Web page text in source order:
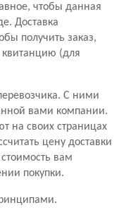
чтобы данная
Доставка
получить заказ,
(для
С ними
вами компании.
на своих страницах
цену доставки
вам
покупки.